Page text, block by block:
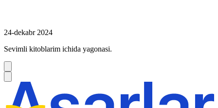
24-dekabr 2024
Sevimli kitoblarim ichida yagonasi.